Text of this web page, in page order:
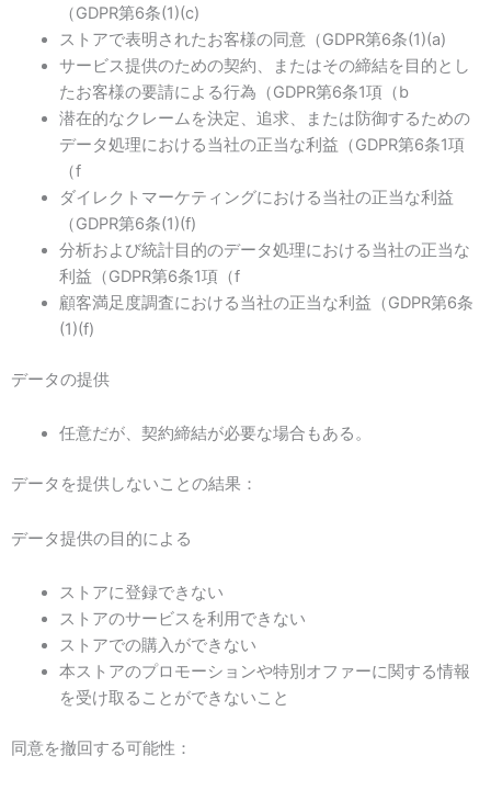
（GDPR第6条(1)(c)
ストアで表明されたお客様の同意（GDPR第6条(1)(a)
サービス提供のための契約、またはその締結を目的とし
たお客様の要請による行為（GDPR第6条1項（b
潜在的なクレームを決定、追求、または防御するための
データ処理における当社の正当な利益（GDPR第6条1項
（f
ダイレクトマーケティングにおける当社の正当な利益
（GDPR第6条(1)(f)
分析および統計目的のデータ処理における当社の正当な
利益（GDPR第6条1項（f
顧客満足度調査における当社の正当な利益（GDPR第6条
(1)(f)
データの提供
任意だが、契約締結が必要な場合もある。
データを提供しないことの結果：
データ提供の目的による
ストアに登録できない
ストアのサービスを利用できない
ストアでの購入ができない
本ストアのプロモーションや特別オファーに関する情報
を受け取ることができないこと
同意を撤回する可能性：